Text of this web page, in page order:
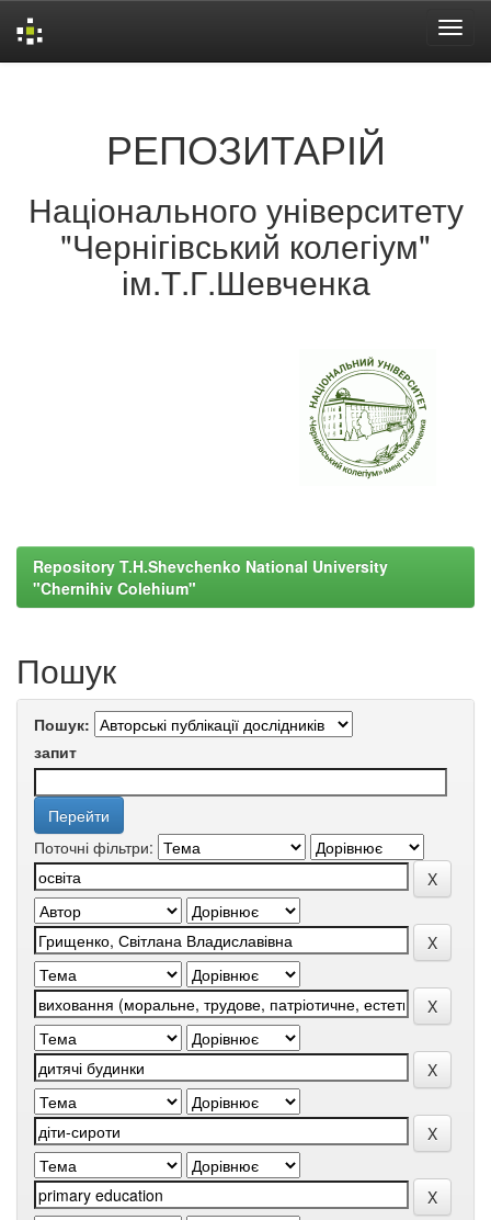
РЕПОЗИТАРІЙ
Національного університету
"Чернігівський колегіум"
ім.Т.Г.Шевченка
Repository T.H.Shevchenko National University
"Chernihiv Colehium"
Пошук
Пошук:
запит
Поточні фільтри: